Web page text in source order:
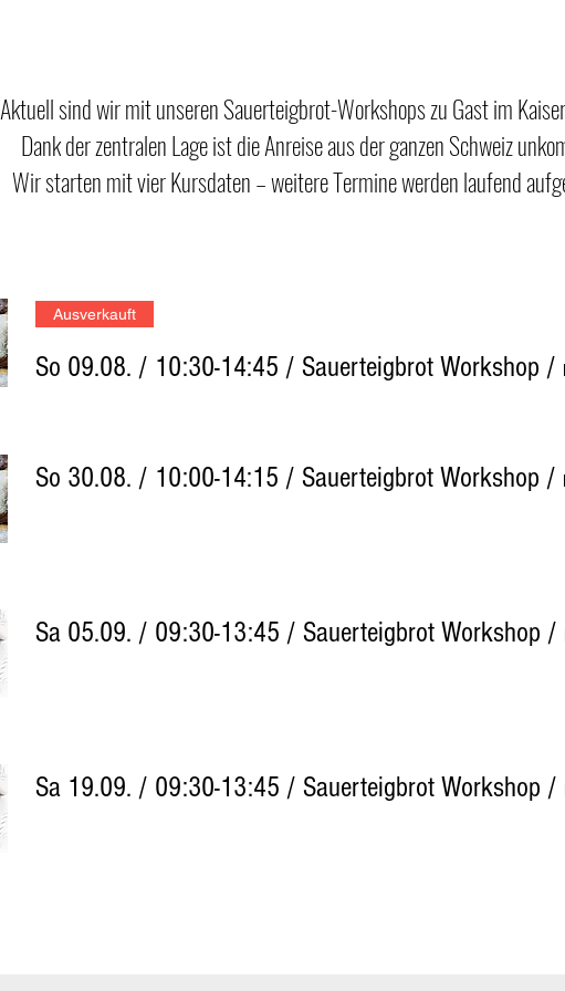
Aktuell sind wir mit unseren Sauerteigbrot-Workshops zu Gast im
Dank der zentralen Lage ist die Anreise aus der ganzen Schweiz
Wir starten mit vier Kursdaten – weitere Termine werden laufend
Ausverkauft
So 09.08. / 10:30-14:45 / Sauerteigbrot Workshop /
So 30.08. / 10:00-14:15 / Sauerteigbrot Workshop /
Sa 05.09. / 09:30-13:45 / Sauerteigbrot Workshop /
Sa 19.09. / 09:30-13:45 / Sauerteigbrot Workshop /